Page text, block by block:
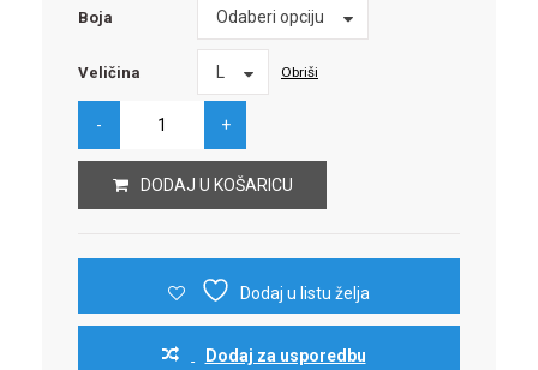
Boja Odaberi opciju
Boja
Veličina L
Veličina Obriši
DODAJ U KOŠARICU
Dodaj u listu želja
Dodaj za usporedbu